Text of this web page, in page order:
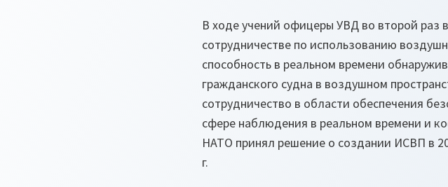
В ходе учений офицеры УВД во второй
сотрудничестве по использованию
способность в реальном времени
гражданского судна в воздушном
сотрудничество в области обеспечения
сфере наблюдения в реальном времени и
НАТО принял решение о создании ИСВП в
г.